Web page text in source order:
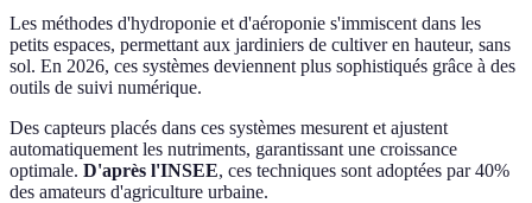
Les méthodes d'hydroponie et d'aéroponie s'immiscent dans les
petits espaces, permettant aux jardiniers de cultiver en hauteur, sans
sol. En 2026, ces systèmes deviennent plus sophistiqués grâce à des
outils de suivi numérique.
Des capteurs placés dans ces systèmes mesurent et ajustent
automatiquement les nutriments, garantissant une croissance
optimale. D'après l'INSEE, ces techniques sont adoptées par 40%
des amateurs d'agriculture urbaine.